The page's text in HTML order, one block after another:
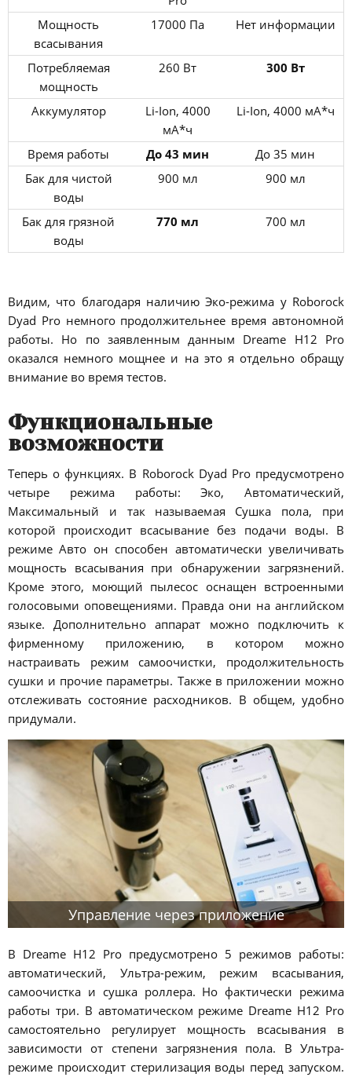
Мощность
всасывания
17000 Па Нет информации
Потребляемая
мощность
260 Вт 300 Вт
Аккумулятор
Li-Ion, 4000
мА*ч
Li-Ion, 4000 мА*ч
Время работы До 43 мин
До 35 мин
Бак для чистой
воды
900 мл 900 мл
Бак для грязной
воды
770 мл 700 мл
Видим, что благодаря наличию Эко-режима у Roborock
Dyad Pro немного продолжительнее время автономной
работы. Но по заявленным данным Dreame H12 Pro
оказался немного мощнее и на это я отдельно обращу
внимание во время тестов.
Функциональные
возможности
Теперь о функциях. В Roborock Dyad Pro предусмотрено
четыре режима работы: Эко, Автоматический,
Максимальный и так называемая Сушка пола, при
которой происходит всасывание без подачи воды. В
режиме Авто он способен автоматически увеличивать
мощность всасывания при обнаружении загрязнений.
Кроме этого, моющий пылесос оснащен встроенными
голосовыми оповещениями. Правда они на английском
языке. Дополнительно аппарат можно подключить к
фирменному приложению, в котором можно
настраивать режим самоочистки, продолжительность
сушки и прочие параметры. Также в приложении можно
отслеживать состояние расходников. В общем, удобно
придумали.
Управление через приложение
В Dreame H12 Pro предусмотрено 5 режимов работы:
автоматический, Ультра-режим, режим всасывания,
самоочистка и сушка роллера. Но фактически режима
работы три. В автоматическом режиме Dreame H12 Pro
самостоятельно регулирует мощность всасывания в
зависимости от степени загрязнения пола. В Ультра-
режиме происходит стерилизация воды перед запуском.